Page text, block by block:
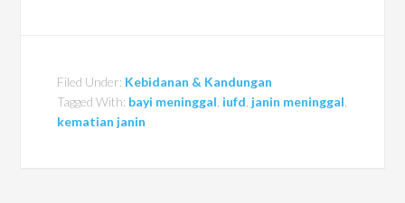
Filed Under: Kebidanan & Kandungan
Tagged With: bayi meninggal iufd janin meninggal
kematian janin